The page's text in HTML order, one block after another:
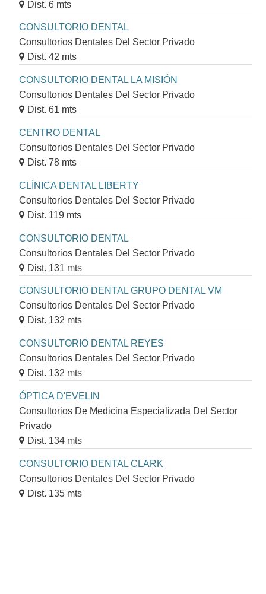
Dist. 6 mts
CONSULTORIO DENTAL
Consultorios Dentales Del Sector Privado
Dist. 42 mts
CONSULTORIO DENTAL LA MISIÓN
Consultorios Dentales Del Sector Privado
Dist. 61 mts
CENTRO DENTAL
Consultorios Dentales Del Sector Privado
Dist. 78 mts
CLÍNICA DENTAL LIBERTY
Consultorios Dentales Del Sector Privado
Dist. 119 mts
CONSULTORIO DENTAL
Consultorios Dentales Del Sector Privado
Dist. 131 mts
CONSULTORIO DENTAL GRUPO DENTAL VM
Consultorios Dentales Del Sector Privado
Dist. 132 mts
CONSULTORIO DENTAL REYES
Consultorios Dentales Del Sector Privado
Dist. 132 mts
ÓPTICA D'EVELIN
Consultorios De Medicina Especializada Del Sector
Privado
Dist. 134 mts
CONSULTORIO DENTAL CLARK
Consultorios Dentales Del Sector Privado
Dist. 135 mts